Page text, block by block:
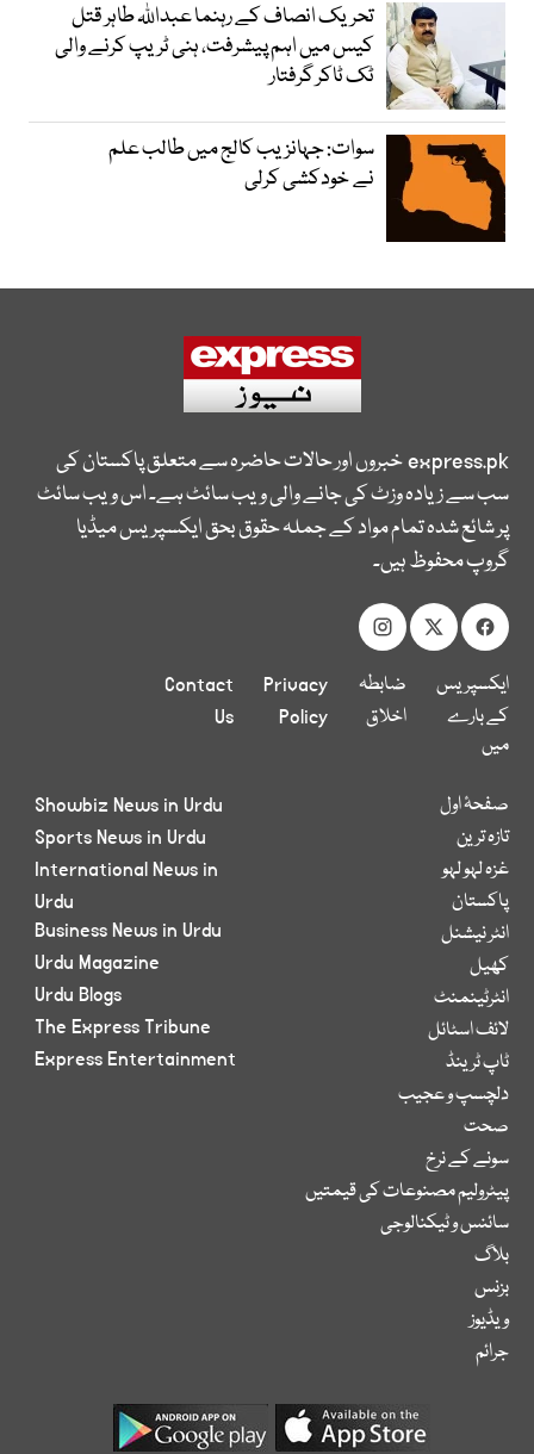
تحریک انصاف کے رہنما عبداللہ طاہر قتل
کیس میں اہم پیشرفت، ہنی ٹریپ کرنے والی
ٹک ٹاکر گرفتار
سوات: جہانزیب کالج میں طالب علم
نے خودکشی کرلی
express.pkخبروں اور حالات حاضرہ سے متعلق پاکستان کی
سب سے زیادہ وزٹ کی جانے والی ویب سائٹ ہے۔ اس ویب سائٹ
پر شائع شدہ تمام مواد کے جملہ حقوق بحق ایکسپریس میڈیا
گروپ محفوظ ہیں۔
ایکسپریس
کے بارے
میں
ضابطہ
اخلاق
Privacy
Policy
Contact
Us
صفحۂ اول
تازہ ترین
غزہ لہو لہو
پاکستان
انٹر نیشنل
کھیل
انٹرٹینمنٹ
لائف اسٹائل
ٹاپ ٹرینڈ
دلچسپ و عجیب
صحت
سونے کے نرخ
پیٹرولیم مصنوعات کی قیمتیں
سائنس و ٹیکنالوجی
بلاگ
بزنس
ویڈیوز
جرائم
Showbiz News in Urdu
Sports News in Urdu
International News in
Urdu
Business News in Urdu
Urdu Magazine
Urdu Blogs
The Express Tribune
Express Entertainment